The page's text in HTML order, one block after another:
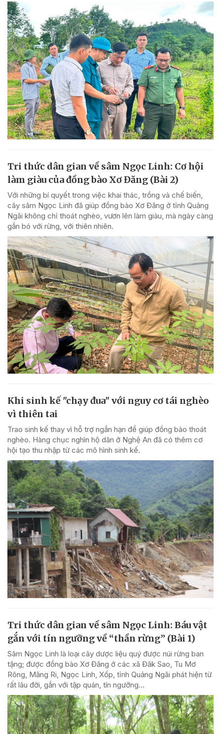
Tri thức dân gian về sâm Ngọc Linh: Cơ hội
làm giàu của đồng bào Xơ Đăng (Bài 2)
Với những bí quyết trong việc khai thác, trồng và chế biến,
cây sâm Ngọc Linh đã giúp đồng bào Xơ Đăng ở tỉnh Quảng
Ngãi không chỉ thoát nghèo, vươn lên làm giàu, mà ngày càng
gắn bó với rừng, với thiên nhiên.
Khi sinh kế "chạy đua" với nguy cơ tái nghèo
vì thiên tai
Trao sinh kế thay vì hỗ trợ ngắn hạn để giúp đồng bào thoát
nghèo. Hàng chục nghìn hộ dân ở Nghệ An đã có thêm cơ
hội tạo thu nhập từ các mô hình sinh kế.
Tri thức dân gian về sâm Ngọc Linh: Báu vật
gắn với tín ngưỡng về “thần rừng” (Bài 1)
Sâm Ngọc Linh là loại cây dược liệu quý được núi rừng ban
tặng; được đồng bào Xơ Đăng ở các xã Đăk Sao, Tu Mơ
Rông, Măng Ri, Ngọc Linh, Xốp, tỉnh Quảng Ngãi phát hiện từ
rất lâu đời, gắn với tập quán, tín ngưỡng...